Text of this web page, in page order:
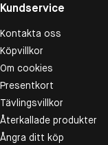
Kundservice
Kontakta oss
Köpvillkor
Om cookies
Presentkort
Tävlingsvillkor
Återkallade produkter
Ångra ditt köp